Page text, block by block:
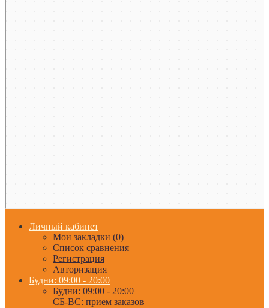
Личный кабинет
Мои закладки (0)
Список сравнения
Регистрация
Авторизация
Будни: 09:00 - 20:00
Будни: 09:00 - 20:00
СБ-ВС: прием заказов